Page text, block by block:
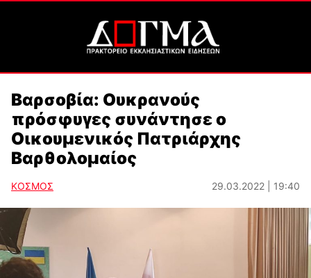
Βαρσοβία: Ουκρανούς
πρόσφυγες συνάντησε ο
Οικουμενικός Πατριάρχης
Βαρθολομαίος
ΚΟΣΜΟΣ 29.03.2022 | 19:40